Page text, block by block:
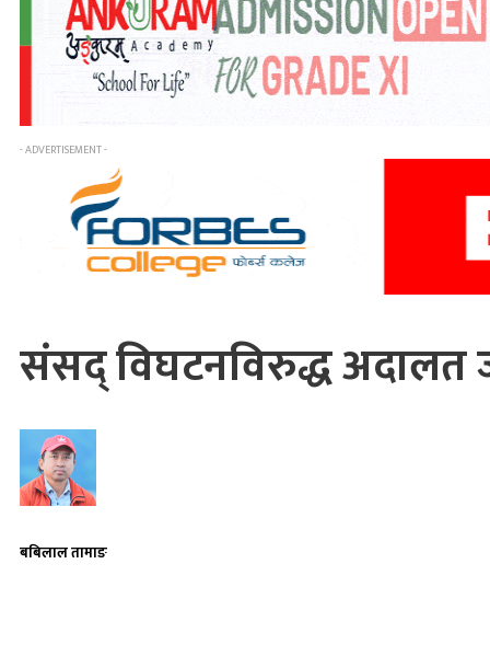
- ADVERTISEMENT -
संसद् विघटनविरुद्ध अदालत
बबिलाल तामाङ